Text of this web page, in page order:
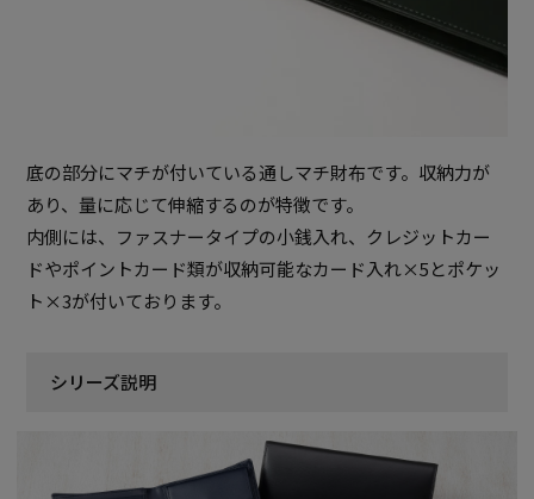
底の部分にマチが付いている通しマチ財布です。収納力が
あり、量に応じて伸縮するのが特徴です。
内側には、ファスナータイプの小銭入れ、クレジットカー
ドやポイントカード類が収納可能なカード入れ×5とポケッ
ト×3が付いております。
シリーズ説明